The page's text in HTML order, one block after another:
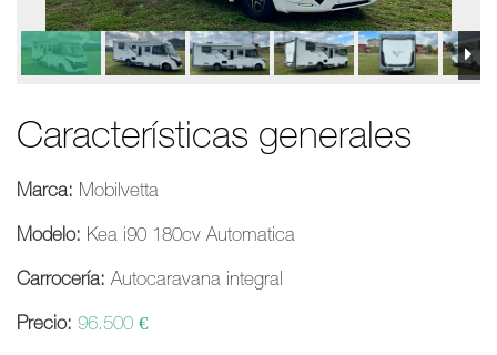
Características generales
Marca: Mobilvetta
Modelo: Kea i90 180cv Automatica
Carrocería: Autocaravana integral
Precio: 96.500 €